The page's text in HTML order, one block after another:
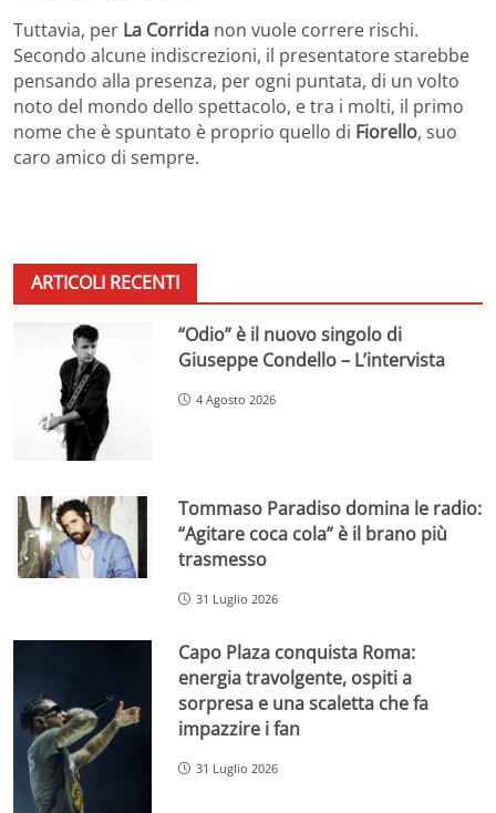
Tuttavia, per La Corrida non vuole correre rischi.
Secondo alcune indiscrezioni, il presentatore starebbe
pensando alla presenza, per ogni puntata, di un volto
noto del mondo dello spettacolo, e tra i molti, il primo
nome che è spuntato è proprio quello di Fiorello, suo
caro amico di sempre.
ARTICOLI RECENTI
“Odio” è il nuovo singolo di
Giuseppe Condello – L’intervista
4 Agosto 2026
Tommaso Paradiso domina le radio:
“Agitare coca cola” è il brano più
trasmesso
31 Luglio 2026
Capo Plaza conquista Roma:
energia travolgente, ospiti a
sorpresa e una scaletta che fa
impazzire i fan
31 Luglio 2026